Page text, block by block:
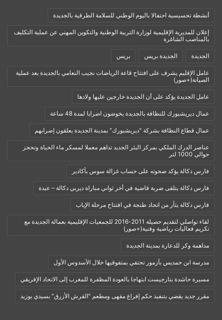
أنشطة تحسيسية احتفالا باليوم الوطني للسلامة الطرقية بالجديدة
إعلان للمديرية الإقليمية لوزارة التربية الوطنية والتكوين المهني عن عملية التكليف
بالمناصب الشاغرة
الجديدة الجديدة بريس بريس
عامل الإقليم يشرف على افتتاح قاعة الرياضات نجيب النعامي بالجديدة بعد عملية
الصيانة(+صور)
عامل الجديدة يؤكد على أن الجديدة خارجين عليها ولادها
عمال ديريشبورك للنظافة بالجديدة يخوضون اضرابا لمدة 48 ساعة
عمال قطاع النظافة بشركة "ديريشبورك" بمدينة الجديدة يعلقون إضرابهم
عناصر الدرك الملكي بمركز البئر الجديد تداهم معملا لمسكر ماء الحياة وتحجز
حوالي 1000 لتر
فارس دكالة يؤكد صحوته على حساب غزالة سوس بأكادير
فارس دكالة يتلقى ضربة قاضية في أخر ثواني مباراة ديربي دكالة – عبدة
فارس دكالة يثأر من اتحاد طنجة في افتتاح مرحلة الإياب
لقاء تواصلي لتقديم حصيلة 2011-2016 للجمعيات الإقليمية بعمالة الجديدة مع
تكريم فعاليات رياضية وفنية(+صور)
مداهمة وكر للدعارة بمدينة الجديدة
مدرسة ابن حمديس بآزمور تحتفي بمتفوقيها خلال الأسدوس الأول
مسيرة حاشدة بتارجيست ابتهاجا بالعودة المظفرة للمغرب إلى الاتحاد الإفريقي
مقرر جديد يقضي بتنفيذ حكم إفراغ مقهى ومطعم "القرش الأزرق" بسيدي بوزيد